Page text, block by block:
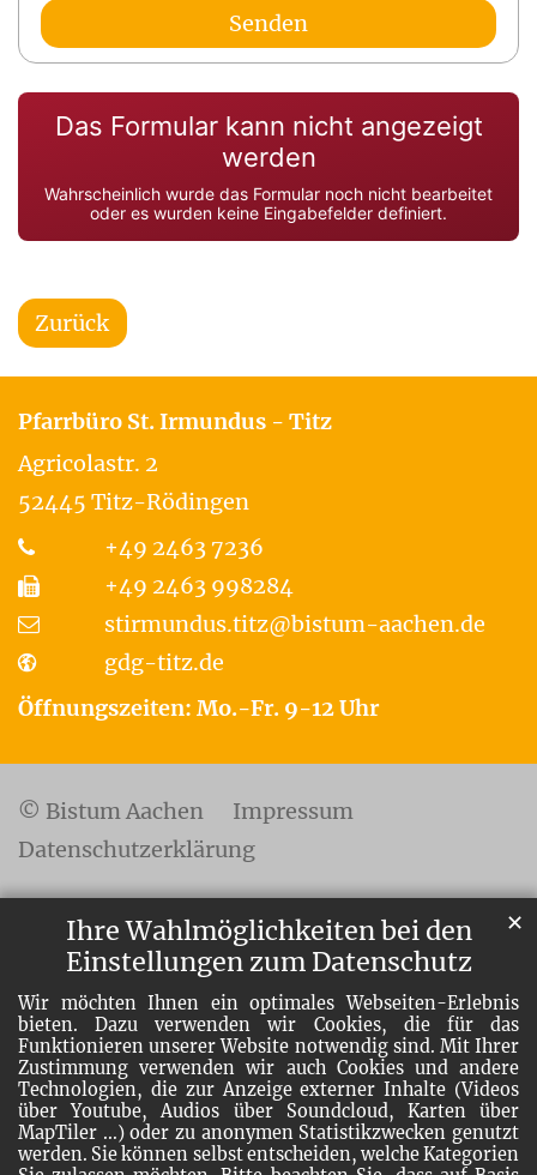
Ihre Wahlmöglichkeiten bei den
Einstellungen zum Datenschutz
Wir möchten Ihnen ein optimales Webseiten-Erlebnis
bieten. Dazu verwenden wir Cookies, die für das
Funktionieren unserer Website notwendig sind. Mit Ihrer
Zustimmung verwenden wir auch Cookies und andere
Technologien, die zur Anzeige externer Inhalte (Videos
über Youtube, Audios über Soundcloud, Karten über
MapTiler ...) oder zu anonymen Statistikzwecken genutzt
werden. Sie können selbst entscheiden, welche Kategorien
✕
Das Formular kann nicht angezeigt
werden
Wahrscheinlich wurde das Formular noch nicht bearbeitet
oder es wurden keine Eingabefelder definiert.
Zurück
Pfarrbüro St. Irmundus - Titz
Agricolastr. 2
52445 Titz-Rödingen
+49 2463 7236
+49 2463 998284
stirmundus.titz@bistum-aachen.de
gdg-titz.de
Öffnungszeiten: Mo.-Fr. 9-12 Uhr
© Bistum Aachen
Impressum
Datenschutzerklärung